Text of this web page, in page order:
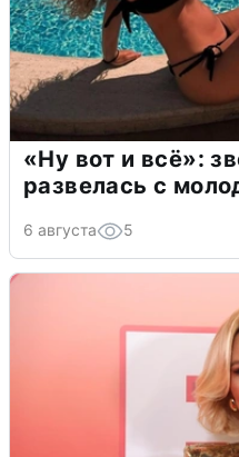
«Ну вот и всё»:
развелась с
6 августа 5